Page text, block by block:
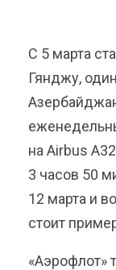
С 5 марта
Гянджу,
на Airbus
3 часов 50
12 марта и
стоит
«Аэрофлот»